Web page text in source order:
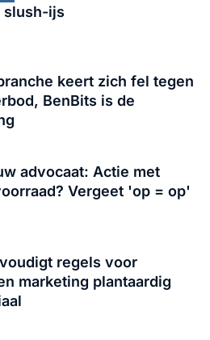
slush-ijs
keert zich fel tegen
BenBits is de
advocaat: Actie met
Vergeet 'op = op'
regels voor
marketing plantaardig